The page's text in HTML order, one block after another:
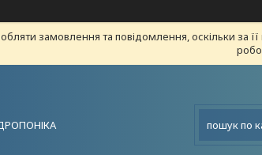
замовлення та повідомлення, оскільки